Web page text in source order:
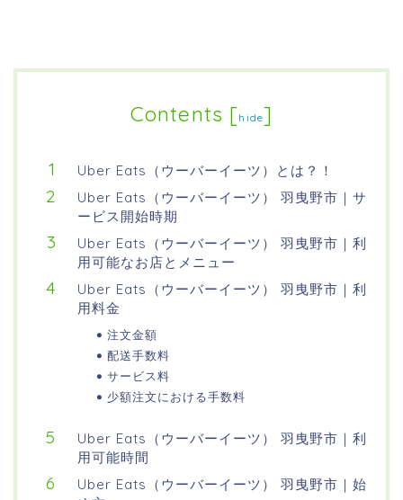
Contents [hide]
Uber Eats（ウーバーイーツ）とは？！
Uber Eats（ウーバーイーツ） 羽曳野市｜サ
ービス開始時期
Uber Eats（ウーバーイーツ） 羽曳野市｜利
用可能なお店とメニュー
Uber Eats（ウーバーイーツ） 羽曳野市｜利
用料金
注文金額
配送手数料
サービス料
少額注文における手数料
Uber Eats（ウーバーイーツ） 羽曳野市｜利
用可能時間
Uber Eats（ウーバーイーツ） 羽曳野市｜始